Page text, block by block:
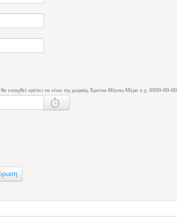
εισαχθεί πρέπει να είναι της μορφής Χρονια-Μήνας-Μέρα π.χ. 0000-00-00